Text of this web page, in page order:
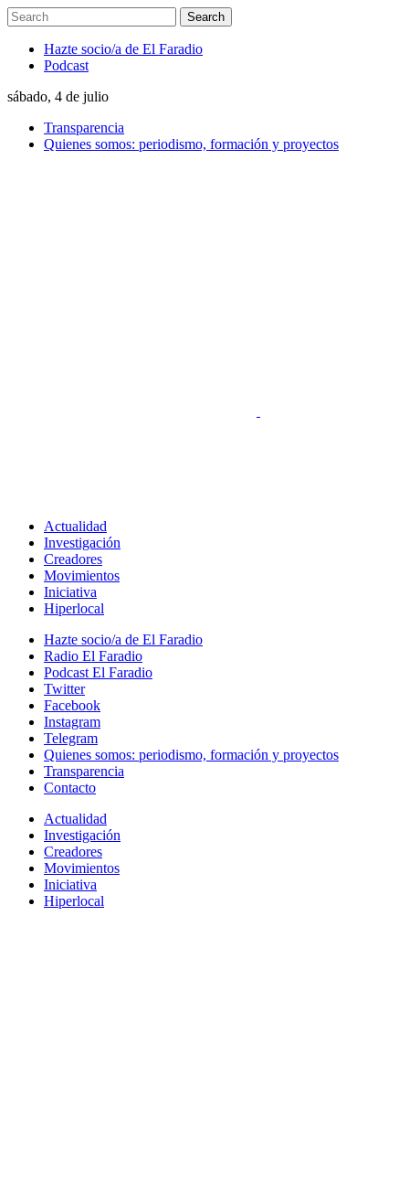
Hazte socio/a de El Faradio
Podcast
sábado, 4 de julio
Transparencia
Quienes somos: periodismo, formación y proyectos
Actualidad
Investigación
Creadores
Movimientos
Iniciativa
Hiperlocal
Hazte socio/a de El Faradio
Radio El Faradio
Podcast El Faradio
Twitter
Facebook
Instagram
Telegram
Quienes somos: periodismo, formación y proyectos
Transparencia
Contacto
Actualidad
Investigación
Creadores
Movimientos
Iniciativa
Hiperlocal